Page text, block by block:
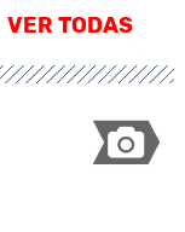
VER TODAS